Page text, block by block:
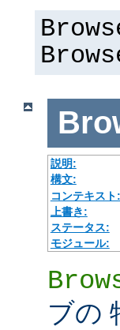
説明:
構文:
コンテキスト:
上書き:
ステータス:
モジュール:
ブの